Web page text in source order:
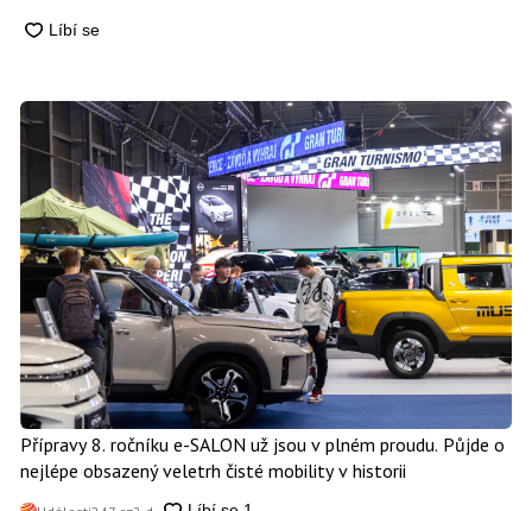
Přípravy 8. ročníku e-SALON už jsou v plném proudu. Půjde o
nejlépe obsazený veletrh čisté mobility v historii